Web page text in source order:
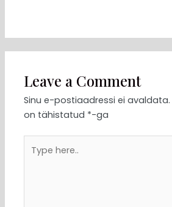
Leave a Comment
Sinu e-postiaadressi ei avaldata.
on tähistatud *-ga
here..